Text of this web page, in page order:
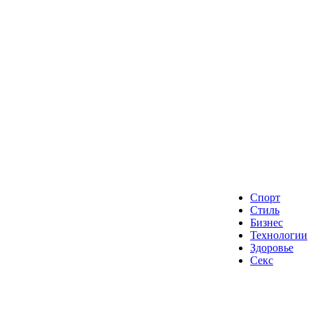
Спорт
Стиль
Бизнес
Технологии
Здоровье
Секс